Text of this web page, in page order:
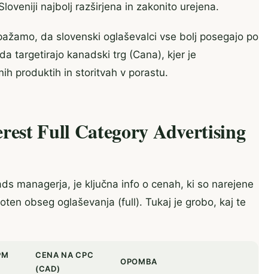
najbolj razširjena in zakonito urejena.
da slovenski oglaševalci vse bolj posegajo po
targetirajo kanadski trg (Cana), kjer je
produktih in storitvah v porastu.
Full Category Advertising
managerja, je ključna info o cenah, ki so narejene
obseg oglaševanja (full). Tukaj je grobo, kaj te
CENA NA CPC
(CAD)
OPOMBA